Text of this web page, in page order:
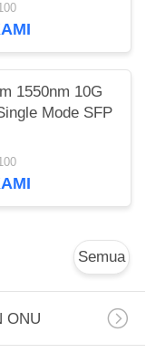
1550nm 10G
Mode SFP
Semua
ONU